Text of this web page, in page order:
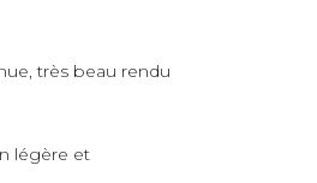
très beau rendu
légère et